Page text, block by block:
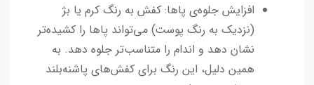
افزایش جلوه‌ی پاها: کفش به رنگ کرم یا بژ
(نزدیک به رنگ پوست) می‌تواند پاها را کشیده‌تر
نشان دهد و اندام را متناسب‌تر جلوه دهد. به
همین دلیل، این رنگ برای کفش‌های پاشنه‌بلند